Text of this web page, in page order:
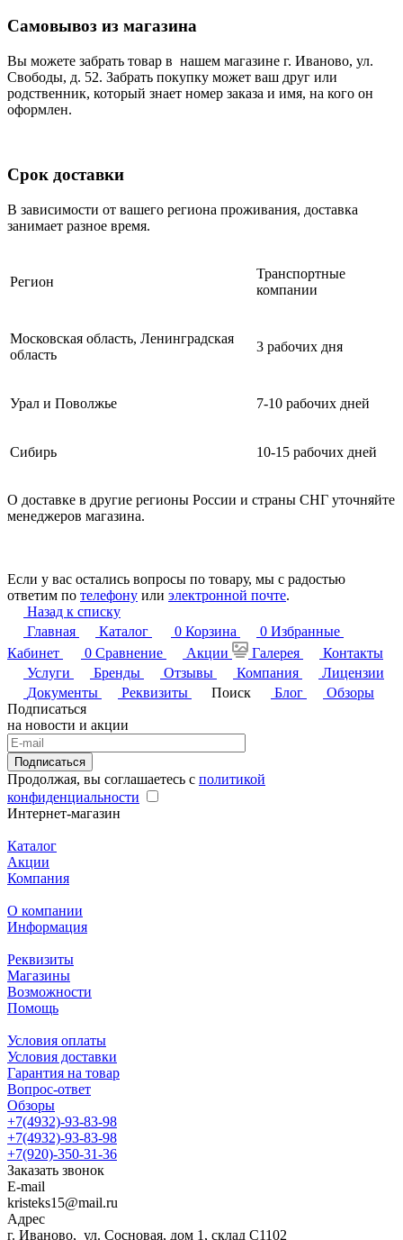
Самовывоз из магазина
Вы можете забрать товар в нашем магазине г. Иваново, ул.
Свободы, д. 52. Забрать покупку может ваш друг или
родственник, который знает номер заказа и имя, на кого он
оформлен.
Срок доставки
В зависимости от вашего региона проживания, доставка
занимает разное время.
Регион
Транспортные
компании
Московская область, Ленинградская
область
3 рабочих дня
Урал и Поволжье 7-10 рабочих дней
Сибирь 10-15 рабочих дней
О доставке в другие регионы России и страны СНГ уточняйте
менеджеров магазина.
Если у вас остались вопросы по товару, мы с радостью
ответим по телефону или электронной почте.
Назад к списку
Главная
Каталог 0 Корзина 0 Избранные
Кабинет
0 Сравнение Акции Галерея
Контакты
Услуги
Бренды Отзывы Компания
Лицензии
Документы
Реквизиты Поиск Блог
Обзоры
Подписаться
на новости и акции
Подписаться
Продолжая, вы соглашаетесь с политикой
конфиденциальности
Интернет-магазин
Каталог
Акции
Компания
О компании
Информация
Реквизиты
Магазины
Возможности
Помощь
Условия оплаты
Условия доставки
Гарантия на товар
Вопрос-ответ
Обзоры
+7(4932)-93-83-98
+7(4932)-93-83-98
+7(920)-350-31-36
Заказать звонок
E-mail
kristeks15@mail.ru
Адрес
г. Иваново, ул. Сосновая, дом 1, склад С1102